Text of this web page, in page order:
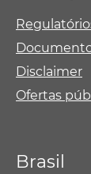
Disclaimer
Ofertas
Brasil